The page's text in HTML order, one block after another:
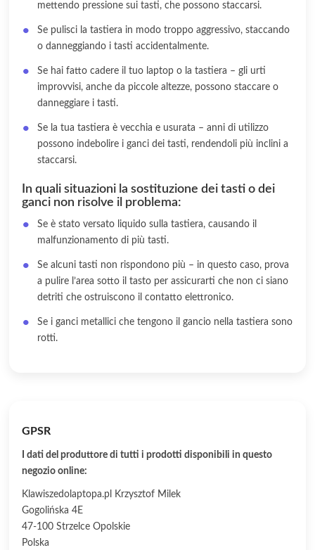
mettendo pressione sui tasti, che possono staccarsi.
Se pulisci la tastiera in modo troppo aggressivo, staccando
o danneggiando i tasti accidentalmente.
Se hai fatto cadere il tuo laptop o la tastiera – gli urti
improvvisi, anche da piccole altezze, possono staccare o
danneggiare i tasti.
Se la tua tastiera è vecchia e usurata – anni di utilizzo
possono indebolire i ganci dei tasti, rendendoli più inclini a
staccarsi.
In quali situazioni la sostituzione dei tasti o dei
ganci non risolve il problema:
Se è stato versato liquido sulla tastiera, causando il
malfunzionamento di più tasti.
Se alcuni tasti non rispondono più – in questo caso, prova
a pulire l’area sotto il tasto per assicurarti che non ci siano
detriti che ostruiscono il contatto elettronico.
Se i ganci metallici che tengono il gancio nella tastiera sono
rotti.
GPSR
I dati del produttore di tutti i prodotti disponibili in questo
negozio online:
Klawiszedolaptopa.pl Krzysztof Milek
Gogolińska 4E
47-100 Strzelce Opolskie
Polska